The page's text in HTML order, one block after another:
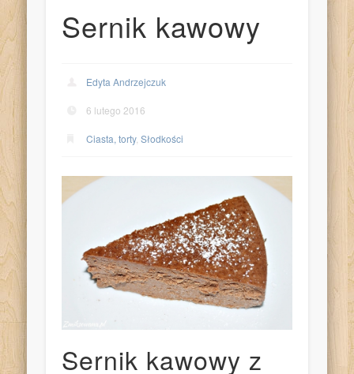
Sernik kawowy
Edyta Andrzejczuk
6 lutego 2016
Ciasta, torty,Słodkości
Sernik kawowy z